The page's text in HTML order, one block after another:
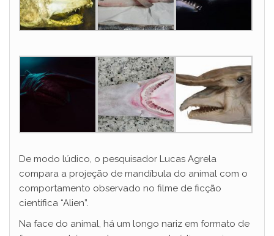
De modo lúdico, o pesquisador Lucas Agrela
compara a projeção de mandíbula do animal com o
comportamento observado no filme de ficção
científica “Alien”.
Na face do animal, há um longo nariz em formato de